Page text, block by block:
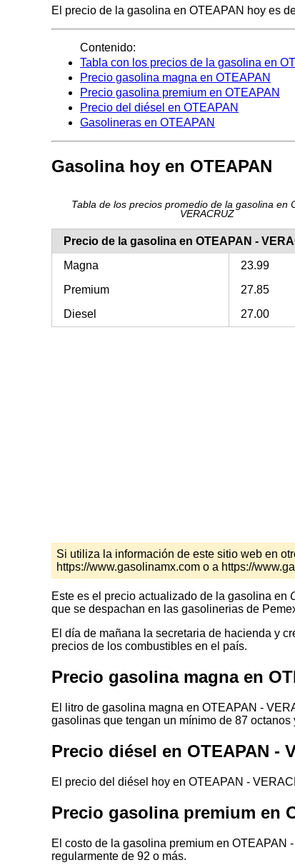
El precio de la gasolina en OTEAPAN hoy es
Contenido:
Tabla con los precios de la gasolina en
Precio gasolina magna en OTEAPAN
Precio gasolina premium en OTEAPAN
Precio del diésel en OTEAPAN
Gasolineras en OTEAPAN
Gasolina hoy en OTEAPAN
Tabla de los precios promedio de la gasolina en
VERACRUZ
Precio de la gasolina en OTEAPAN -
Magna
23.99
Premium
27.85
Diesel
27.00
Si utiliza la información de este sitio web en
https://www.gasolinamx.com o a https://
Este es el precio actualizado de la gasolina en
que se despachan en las gasolinerias de
El día de mañana la secretaria de hacienda y
precios de los combustibles en el país.
Precio gasolina magna en
El litro de gasolina magna en OTEAPAN -
gasolinas que tengan un mínimo de 87 octanos
Precio diésel en OTEAPAN -
El precio del diésel hoy en OTEAPAN -
Precio gasolina premium en
El costo de la gasolina premium en
regularmente de 92 o más.